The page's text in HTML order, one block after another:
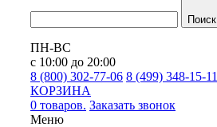
Поиск
ПН-ВС
с 10:00 до 20:00
8 (800) 302-77-06 8 (499) 348-15-11
КОРЗИНА
0 товаров. Заказать звонок
Меню